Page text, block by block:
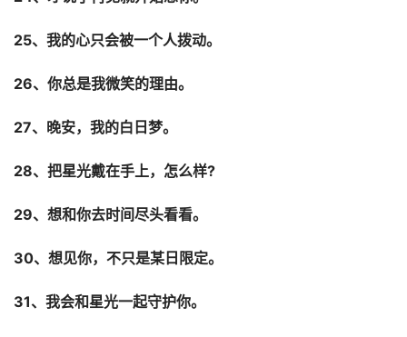
25、我的心只会被一个人拨动。
26、你总是我微笑的理由。
27、晚安，我的白日梦。
28、把星光戴在手上，怎么样?
29、想和你去时间尽头看看。
30、想见你，不只是某日限定。
31、我会和星光一起守护你。